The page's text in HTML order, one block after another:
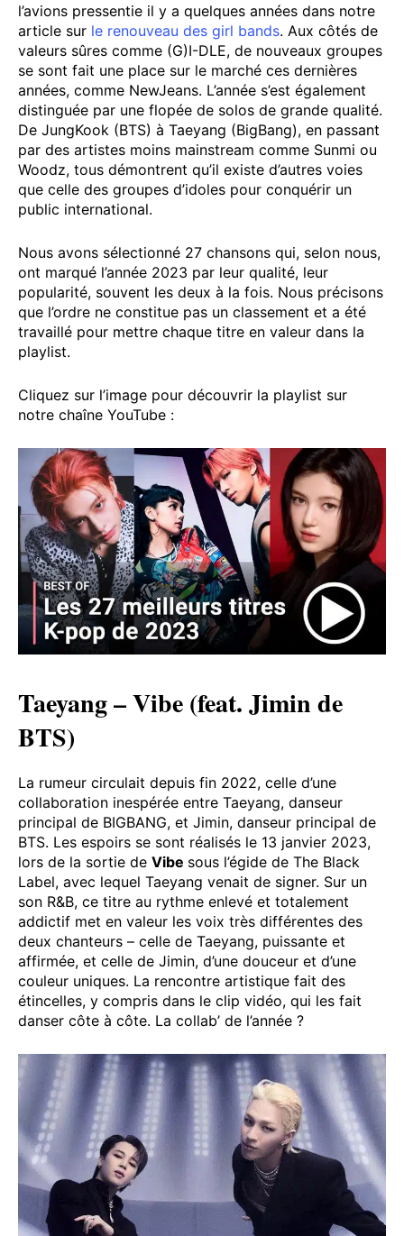
l’avions pressentie il y a quelques années dans notre
article sur le renouveau des girl bands. Aux côtés de
valeurs sûres comme (G)I-DLE, de nouveaux groupes
se sont fait une place sur le marché ces dernières
années, comme NewJeans. L’année s’est également
distinguée par une flopée de solos de grande qualité.
De JungKook (BTS) à Taeyang (BigBang), en passant
par des artistes moins mainstream comme Sunmi ou
Woodz, tous démontrent qu’il existe d’autres voies
que celle des groupes d’idoles pour conquérir un
public international.
Nous avons sélectionné 27 chansons qui, selon nous,
ont marqué l’année 2023 par leur qualité, leur
popularité, souvent les deux à la fois. Nous précisons
que l’ordre ne constitue pas un classement et a été
travaillé pour mettre chaque titre en valeur dans la
playlist.
Cliquez sur l’image pour découvrir la playlist sur
notre chaîne YouTube :
Taeyang – Vibe (feat. Jimin de
BTS)
La rumeur circulait depuis fin 2022, celle d’une
collaboration inespérée entre Taeyang, danseur
principal de BIGBANG, et Jimin, danseur principal de
BTS. Les espoirs se sont réalisés le 13 janvier 2023,
lors de la sortie de Vibe sous l’égide de The Black
Label, avec lequel Taeyang venait de signer. Sur un
son R&B, ce titre au rythme enlevé et totalement
addictif met en valeur les voix très différentes des
deux chanteurs – celle de Taeyang, puissante et
affirmée, et celle de Jimin, d’une douceur et d’une
couleur uniques. La rencontre artistique fait des
étincelles, y compris dans le clip vidéo, qui les fait
danser côte à côte. La collab’ de l’année ?